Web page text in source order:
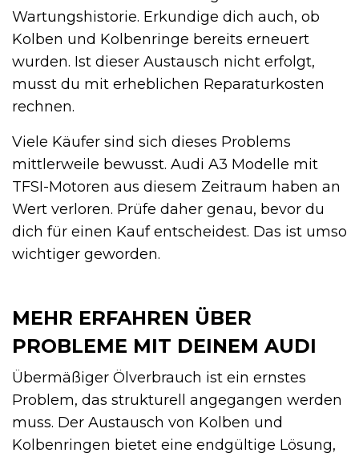
Wartungshistorie. Erkundige dich auch, ob
Kolben und Kolbenringe bereits erneuert
wurden. Ist dieser Austausch nicht erfolgt,
musst du mit erheblichen Reparaturkosten
rechnen.
Viele Käufer sind sich dieses Problems
mittlerweile bewusst. Audi A3 Modelle mit
TFSI-Motoren aus diesem Zeitraum haben an
Wert verloren. Prüfe daher genau, bevor du
dich für einen Kauf entscheidest. Das ist umso
wichtiger geworden.
MEHR ERFAHREN ÜBER
PROBLEME MIT DEINEM AUDI
Übermäßiger Ölverbrauch ist ein ernstes
Problem, das strukturell angegangen werden
muss. Der Austausch von Kolben und
Kolbenringen bietet eine endgültige Lösung,